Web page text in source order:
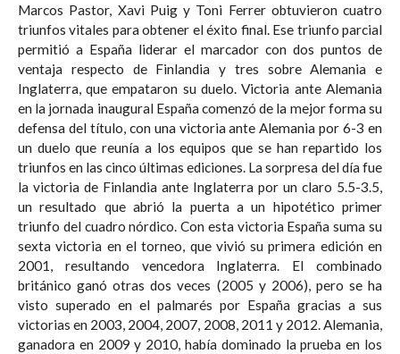
Marcos Pastor, Xavi Puig y Toni Ferrer obtuvieron cuatro
triunfos vitales para obtener el éxito final. Ese triunfo parcial
permitió a España liderar el marcador con dos puntos de
ventaja respecto de Finlandia y tres sobre Alemania e
Inglaterra, que empataron su duelo. Victoria ante Alemania
en la jornada inaugural España comenzó de la mejor forma su
defensa del título, con una victoria ante Alemania por 6-3 en
un duelo que reunía a los equipos que se han repartido los
triunfos en las cinco últimas ediciones. La sorpresa del día fue
la victoria de Finlandia ante Inglaterra por un claro 5.5-3.5,
un resultado que abrió la puerta a un hipotético primer
triunfo del cuadro nórdico. Con esta victoria España suma su
sexta victoria en el torneo, que vivió su primera edición en
2001, resultando vencedora Inglaterra. El combinado
británico ganó otras dos veces (2005 y 2006), pero se ha
visto superado en el palmarés por España gracias a sus
victorias en 2003, 2004, 2007, 2008, 2011 y 2012. Alemania,
ganadora en 2009 y 2010, había dominado la prueba en los